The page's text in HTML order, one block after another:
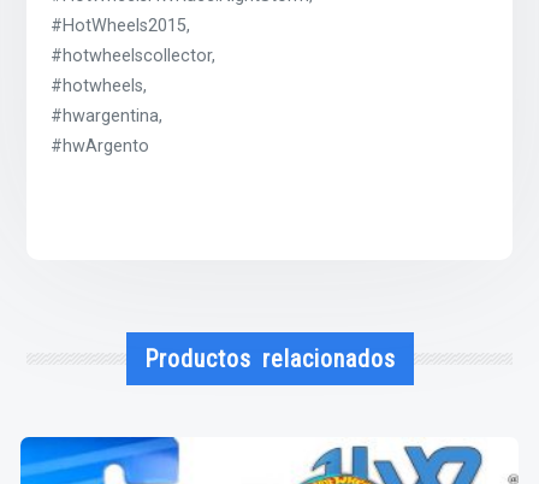
#HotWheels2015,
#hotwheelscollector,
#hotwheels,
#hwargentina,
#hwArgento
Productos relacionados